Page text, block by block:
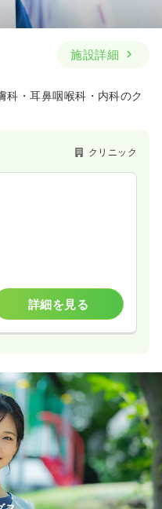
施設詳細
科・耳鼻咽喉科・内科のク
クリニック
詳細を見る